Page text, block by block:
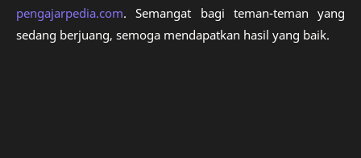
pengajarpedia.com. Semangat bagi teman-teman yang
sedang berjuang, semoga mendapatkan hasil yang baik.